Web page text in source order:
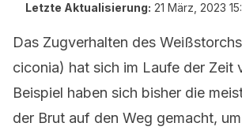
Letzte Aktualisierung: 21 März, 2023
Das Zugverhalten des
ciconia) hat sich im Laufe der Zeit
Beispiel haben sich bisher die
der Brut auf den Weg gemacht,